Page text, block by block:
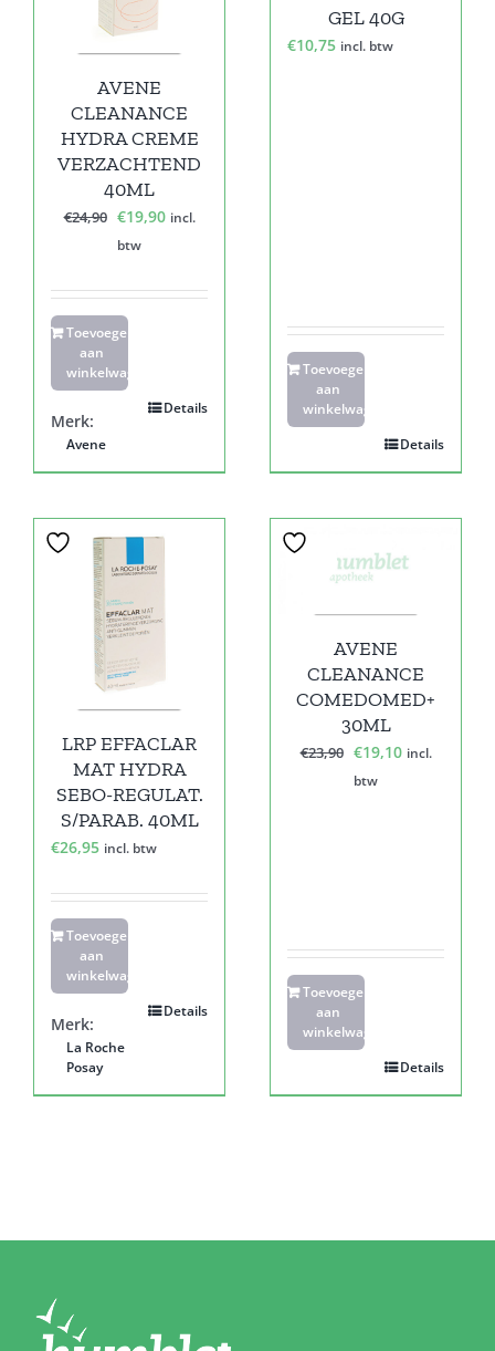
AVENE
CLEANANCE
HYDRA CREME
VERZACHTEND
40ML
€24,90 Oorspronkelijke
prijs
€24,90.
€19,90Huidige
€19,90.
incl.
btw
Toevoegen
aan
winkelwagen
Details
Merk:
Avene
GEL 40G
€10,75 incl. btw
Toevoegen
aan
winkelwagen
Details
LRP EFFACLAR
MAT HYDRA
SEBO-REGULAT.
S/PARAB. 40ML
€26,95 incl. btw
Toevoegen
aan
winkelwagen
Details
Merk:
La Roche
Posay
Sale!
AVENE
CLEANANCE
COMEDOMED+
30ML
€23,90 Oorspronkelijke
prijs
€19,10Huidige
incl.
btw
Toevoegen
aan
winkelwagen
Details